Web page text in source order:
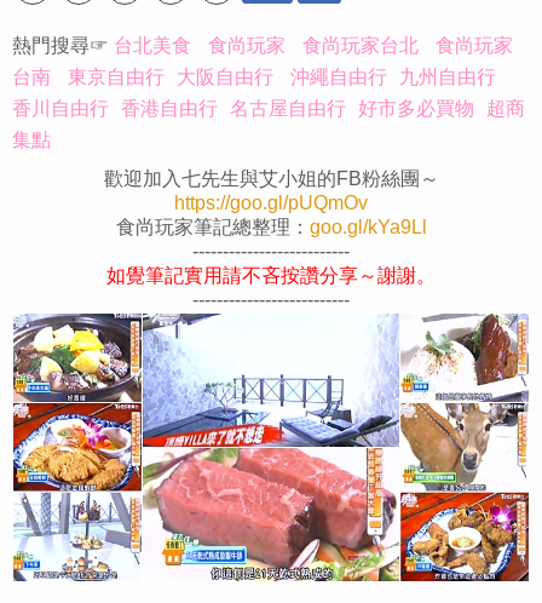
熱門搜尋☞ 台北美食 食尚玩家 食尚玩家台北
食尚玩家
台南
東京自由行 大阪自由行 沖繩自由行 九州自由行
香川自由行 香港自由行 名古屋自由行 好市多必買物 超商
集點
歡迎加入七先生與艾小姐的FB粉絲團～
https://goo.gl/pUQmOv
食尚玩家筆記總整理： goo.gl/kYa9Ll
--------------------------
如覺筆記實用請不吝按讚分享～謝謝。
--------------------------